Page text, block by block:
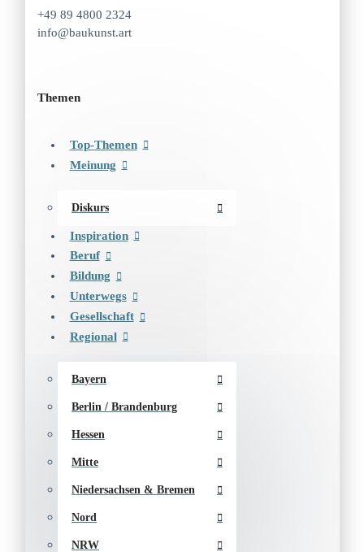
+49 89 4800 2324
info@baukunst.art
Themen
Top-Themen
Meinung
Diskurs
Inspiration
Beruf
Bildung
Unterwegs
Gesellschaft
Regional
Bayern
Berlin / Brandenburg
Hessen
Mitte
Niedersachsen & Bremen
Nord
NRW